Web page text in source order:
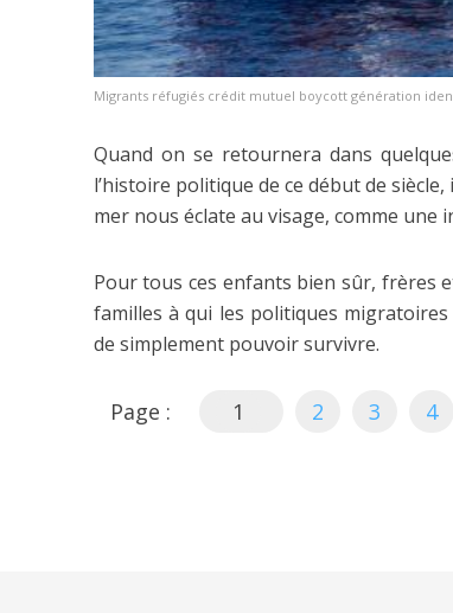
Migrants réfugiés crédit mutuel boycott génération
Quand on se retournera dans
l’histoire politique de ce début de
mer nous éclate au visage, comme une
Pour tous ces enfants bien sûr, frères
familles à qui les politiques
de simplement pouvoir survivre.
Page : 1 2 3 4